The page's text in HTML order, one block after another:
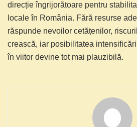
direcție îngrijorătoare pentru
locale în România. Fără resurse
răspunde nevoilor cetățenilor,
crească, iar posibilitatea
în viitor devine tot mai plauzibilă.